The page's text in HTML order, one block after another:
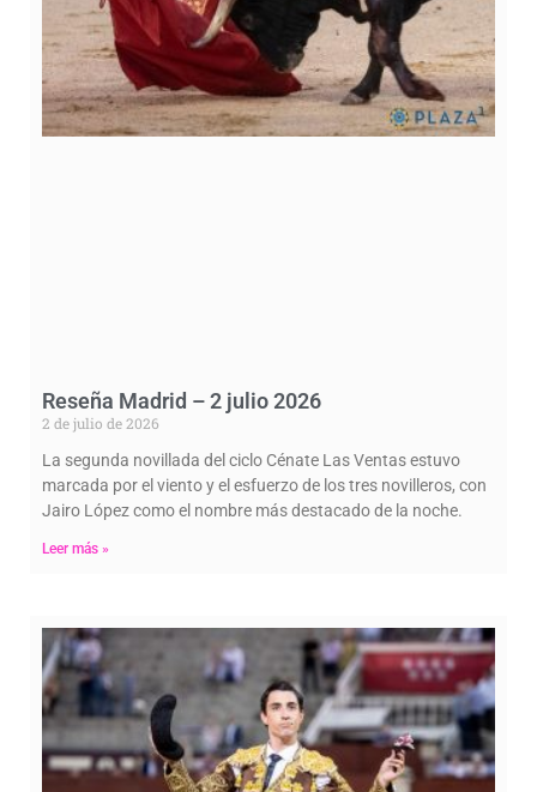
Reseña Madrid – 2 julio 2026
2 de julio de 2026
La segunda novillada del ciclo Cénate Las Ventas estuvo
marcada por el viento y el esfuerzo de los tres novilleros, con
Jairo López como el nombre más destacado de la noche.
Leer más »